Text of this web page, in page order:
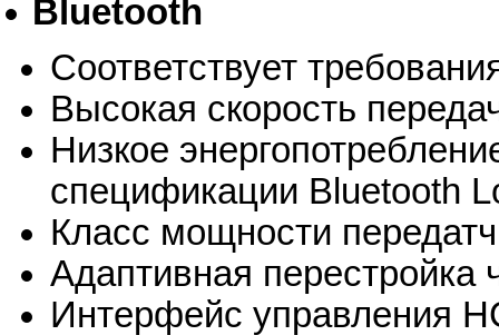
Bluetooth
Соответствует
Высокая скорость
Низкое
спецификации Bluetooth
Класс мощности
Адаптивная перестройка
Интерфейс управления